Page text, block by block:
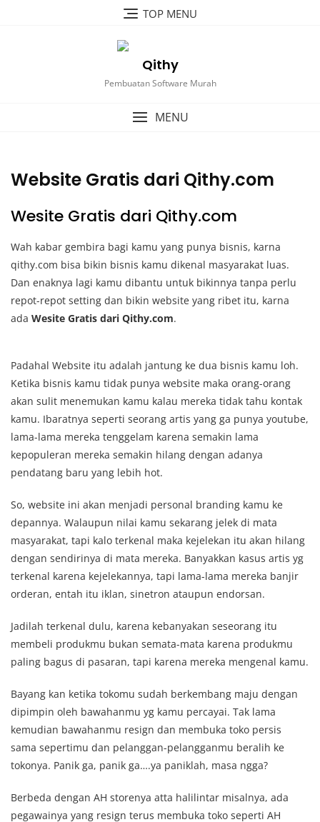
TOP MENU
Qithy
Pembuatan Software Murah
MENU
Website Gratis dari Qithy.com
Wesite Gratis dari Qithy.com
Wah kabar gembira bagi kamu yang punya bisnis, karna
qithy.com bisa bikin bisnis kamu dikenal masyarakat luas.
Dan enaknya lagi kamu dibantu untuk bikinnya tanpa perlu
repot-repot setting dan bikin website yang ribet itu, karna
ada Wesite Gratis dari Qithy.com.
Padahal Website itu adalah jantung ke dua bisnis kamu loh.
Ketika bisnis kamu tidak punya website maka orang-orang
akan sulit menemukan kamu kalau mereka tidak tahu kontak
kamu. Ibaratnya seperti seorang artis yang ga punya youtube,
lama-lama mereka tenggelam karena semakin lama
kepopuleran mereka semakin hilang dengan adanya
pendatang baru yang lebih hot.
So, website ini akan menjadi personal branding kamu ke
depannya. Walaupun nilai kamu sekarang jelek di mata
masyarakat, tapi kalo terkenal maka kejelekan itu akan hilang
dengan sendirinya di mata mereka. Banyakkan kasus artis yg
terkenal karena kejelekannya, tapi lama-lama mereka banjir
orderan, entah itu iklan, sinetron ataupun endorsan.
Jadilah terkenal dulu, karena kebanyakan seseorang itu
membeli produkmu bukan semata-mata karena produkmu
paling bagus di pasaran, tapi karena mereka mengenal kamu.
Bayang kan ketika tokomu sudah berkembang maju dengan
dipimpin oleh bawahanmu yg kamu percayai. Tak lama
kemudian bawahanmu resign dan membuka toko persis
sama sepertimu dan pelanggan-pelangganmu beralih ke
tokonya. Panik ga, panik ga….ya paniklah, masa ngga?
Berbeda dengan AH storenya atta halilintar misalnya, ada
pegawainya yang resign terus membuka toko seperti AH